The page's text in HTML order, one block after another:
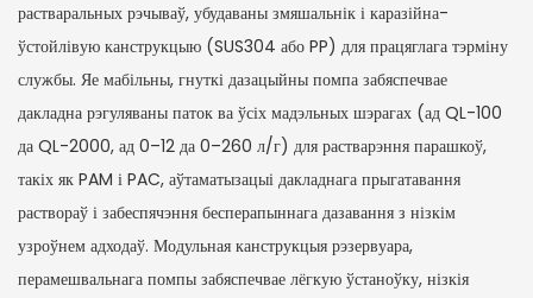
растваральных рэчываў, убудаваны змяшальнік і каразійна-
ўстойлівую канструкцыю (SUS304 або PP) для працяглага тэрміну
службы. Яе мабільны, гнуткі дазацыйны помпа забяспечвае
дакладна рэгуляваны паток ва ўсіх мадэльных шэрагах (ад QL-100
да QL-2000, ад 0–12 да 0–260 л/г) для растварэння парашкоў,
такіх як PAM і PAC, аўтаматызацыі дакладнага прыгатавання
раствораў і забеспячэння бесперапыннага дазавання з нізкім
узроўнем адходаў. Модульная канструкцыя рэзервуара,
перамешвальнага помпы забяспечвае лёгкую ўстаноўку, нізкія